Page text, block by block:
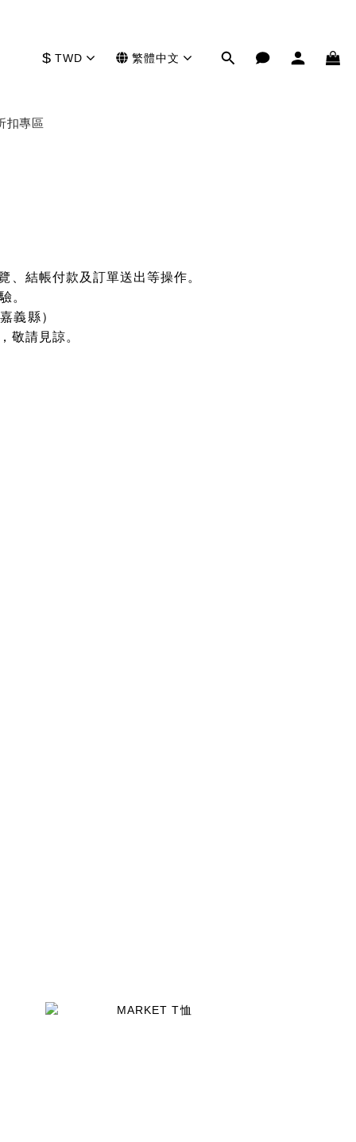
$ TWD 繁體中文
扣專區
結帳付款及訂單送出等操作。
。
義縣）
敬請見諒。